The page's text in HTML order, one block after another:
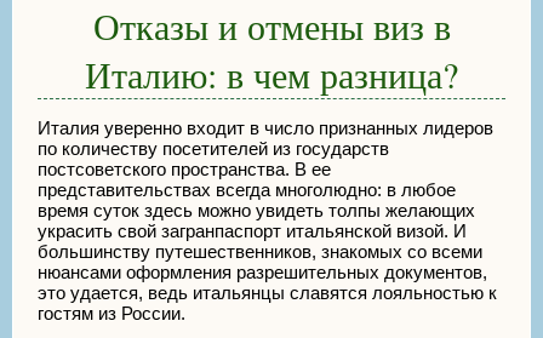
Отказы и отмены виз в
Италию: в чем разница?
Италия уверенно входит в число признанных лидеров
по количеству посетителей из государств
постсоветского пространства. В ее
представительствах всегда многолюдно: в любое
время суток здесь можно увидеть толпы желающих
украсить свой загранпаспорт итальянской визой. И
большинству путешественников, знакомых со всеми
нюансами оформления разрешительных документов,
это удается, ведь итальянцы славятся лояльностью к
гостям из России.